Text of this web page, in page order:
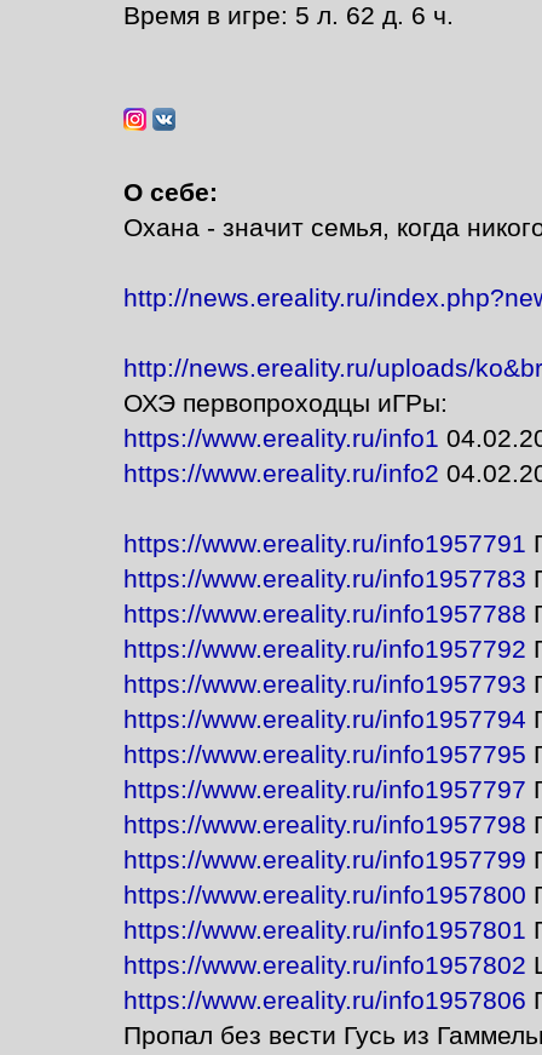
Время в игре: 5 л. 62 д. 6 ч.
О себе:
Охана - значит семья, когда
http://news.ereality.ru/
http://news.ereality.ru/uploads/
ОХЭ первопроходцы иГРы:
https://www.ereality.ru/info1
https://www.ereality.ru/info2
https://www.ereality.ru/info1957791
https://www.ereality.ru/info1957783
https://www.ereality.ru/info1957788
https://www.ereality.ru/info1957792
https://www.ereality.ru/info1957793
https://www.ereality.ru/info1957794
https://www.ereality.ru/info1957795
https://www.ereality.ru/info1957797
https://www.ereality.ru/info1957798
https://www.ereality.ru/info1957799
https://www.ereality.ru/info1957800
https://www.ereality.ru/info1957801
https://www.ereality.ru/info1957802
https://www.ereality.ru/info1957806
Пропал без вести Гусь из